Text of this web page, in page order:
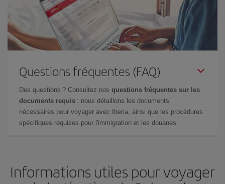
Questions fréquentes (FAQ)
Des questions ? Consultez nos questions fréquentes sur les
documents requis : nous détaillons les documents
nécessaires pour voyager avec Iberia, ainsi que les procédures
spécifiques requises pour l'immigration et les douanes.
Informations utiles pour voyager